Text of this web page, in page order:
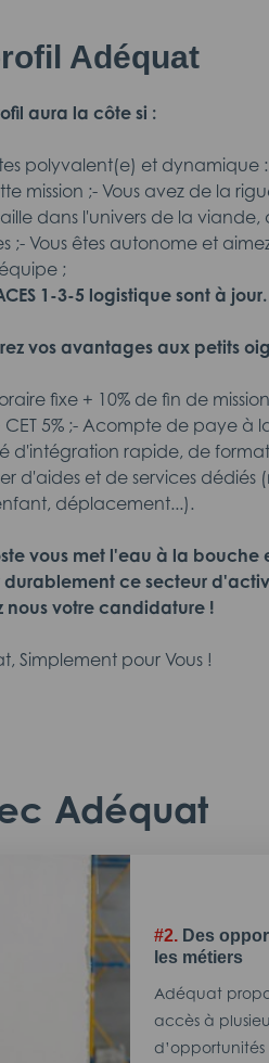
Adéquat
aura la côte si :
polyvalent(e) et dynamique
mission ;- Vous avez de la
dans l'univers de la viande,
;- Vous êtes autonome et
;
1-3-5 logistique sont à jour.
vos avantages aux petits
fixe + 10% de fin de
5% ;- Acompte de paye à
d'intégration rapide, de
d'aides et de services dédiés
déplacement...).
vous met l'eau à la bouche
durablement ce secteur
nous votre candidature !
Simplement pour Vous !
Adéquat
#2. Des
les métiers
Adéquat
accès à